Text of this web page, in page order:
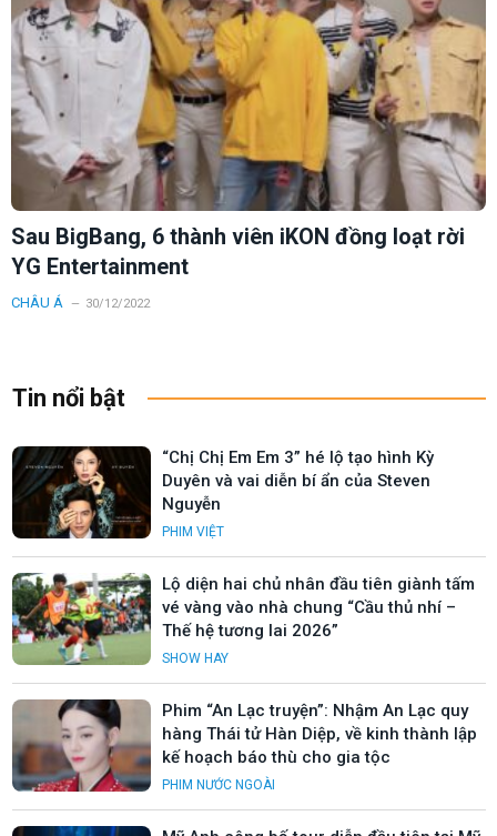
Sau BigBang, 6 thành viên iKON đồng loạt rời
YG Entertainment
CHÂU Á 30/12/2022
Tin nổi bật
“Chị Chị Em Em 3” hé lộ tạo hình Kỳ
Duyên và vai diễn bí ẩn của Steven
Nguyễn
PHIM VIỆT
Lộ diện hai chủ nhân đầu tiên giành tấm
vé vàng vào nhà chung “Cầu thủ nhí –
Thế hệ tương lai 2026”
SHOW HAY
Phim “An Lạc truyện”: Nhậm An Lạc quy
hàng Thái tử Hàn Diệp, về kinh thành lập
kế hoạch báo thù cho gia tộc
PHIM NƯỚC NGOÀI